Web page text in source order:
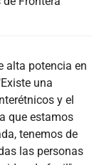
alta potencia en
una
y el
que estamos
tenemos de
las personas